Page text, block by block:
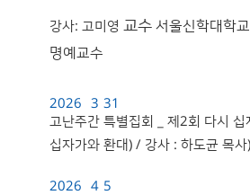
강사: 고미영 교수 서울신학대학
명예교수
2026 3 31
고난주간 특별집회 _ 제2회 다시 십
십자가와 환대) / 강사 : 하도균 목사)
2026 4 5